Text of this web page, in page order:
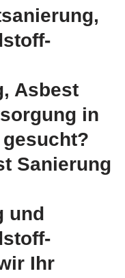
Asbest
in
Sanierung
und
Ihr